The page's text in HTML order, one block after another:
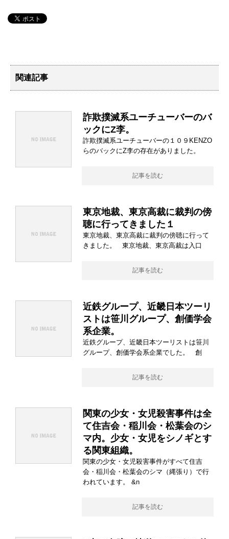
関連記事
詐欺撲滅系ユーチューバーのバ
ックにZ李。
詐欺撲滅系ユーチューバーの１０９KENZO
らのバックにZ李の存在がありました。
記事を読む
東京地裁、東京高裁に裁判の傍
聴に行ってきました１
東京地裁、東京高裁に裁判の傍聴に行って
きました。 東京地裁、東京高裁は入口
記事を読む
近鉄グループ、近畿日本ツーリ
ストは笹川グループ、創価学会
系企業。
近鉄グループ、近畿日本ツーリストは笹川
グループ、創価学会系企業でした。 創
記事を読む
関東の少女・女児殺害事件は全
て住吉会・稲川会・松葉会のシ
マ内。少女・女児をシノギとす
る関東組織。
関東の少女・女児殺害事件がすべて住吉
会・稲川会・松葉会のシマ（縄張り）で行
われています。 &n
記事を読む